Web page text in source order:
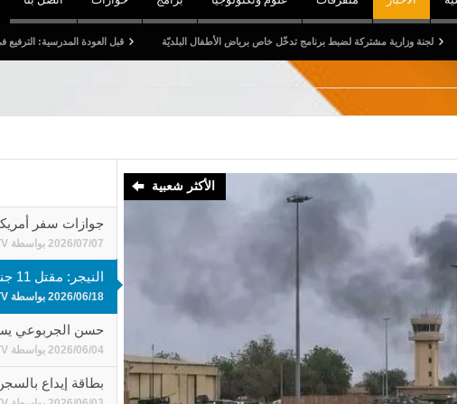
برنامج تدخّل خاص برياض الأطفال البلديّة قبل العودة المدرسية: الترفيع في مساعدات أبناء العائلات
الأكثر شعبية
جوازات سفر
2026/07/07 بواسطة
النيجر: مقتل 11 جنديا ومدنييَن في الهجوم على مط...
2026/06/18 بواسطة
حسن الجربوعي
2026/06/04 بواسطة
بطاقة إيداع